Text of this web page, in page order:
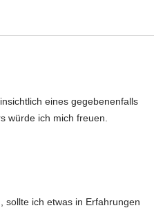
eines gegebenenfalls
würde ich mich freuen.
sollte ich etwas in Erfahrungen